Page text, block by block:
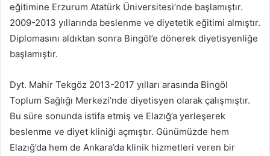
eğitimine Erzurum Atatürk Üniversitesi’nde başlamıştır.
2009-2013 yıllarında beslenme ve diyetetik eğitimi almıştır.
Diplomasını aldıktan sonra Bingöl’e dönerek diyetisyenliğe
başlamıştır.
Dyt. Mahir Tekgöz 2013-2017 yılları arasında Bingöl
Toplum Sağlığı Merkezi’nde diyetisyen olarak çalışmıştır.
Bu süre sonunda istifa etmiş ve Elazığ’a yerleşerek
beslenme ve diyet kliniği açmıştır. Günümüzde hem
Elazığ’da hem de Ankara’da klinik hizmetleri veren bir